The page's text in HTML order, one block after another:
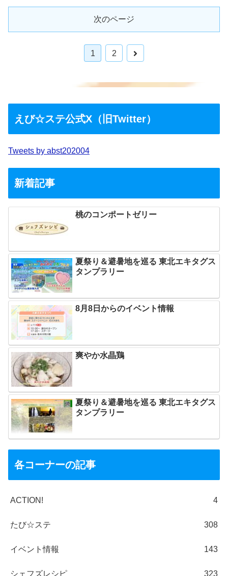
次のページ
1 2
えび☆ステ公式X（旧Twitter）
Tweets by abst202004
新着記事
桃のコンポートゼリー
夏祭り＆避暑地を巡る 東北エキタグス
タンプラリー
8月8日からのイベント情報
爽やか水晶鶏
夏祭り＆避暑地を巡る 東北エキタグス
タンプラリー
各コーナーの記事
ACTION! 4
たび☆ステ 308
イベント情報 143
シェフズレシピ 323